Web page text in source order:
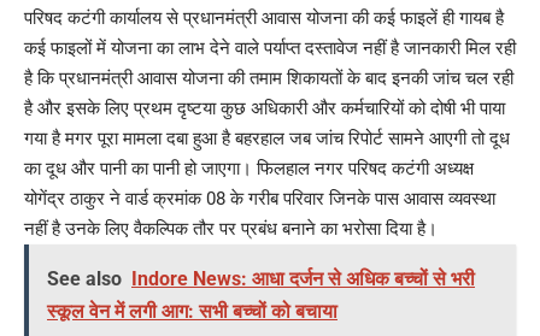
परिषद कटंगी कार्यालय से प्रधानमंत्री आवास योजना की कई फाइलें ही गायब है
कई फाइलों में योजना का लाभ देने वाले पर्याप्त दस्तावेज नहीं है जानकारी मिल रही
है कि प्रधानमंत्री आवास योजना की तमाम शिकायतों के बाद इनकी जांच चल रही
है और इसके लिए प्रथम दृष्टया कुछ अधिकारी और कर्मचारियों को दोषी भी पाया
गया है मगर पूरा मामला दबा हुआ है बहरहाल जब जांच रिपोर्ट सामने आएगी तो दूध
का दूध और पानी का पानी हो जाएगा। फिलहाल नगर परिषद कटंगी अध्यक्ष
योगेंद्र ठाकुर ने वार्ड क्रमांक 08 के गरीब परिवार जिनके पास आवास व्यवस्था
नहीं है उनके लिए वैकल्पिक तौर पर प्रबंध बनाने का भरोसा दिया है।
See also Indore News: आधा दर्जन से अधिक बच्चों से भरी
स्कूल वेन में लगी आग: सभी बच्चों को बचाया